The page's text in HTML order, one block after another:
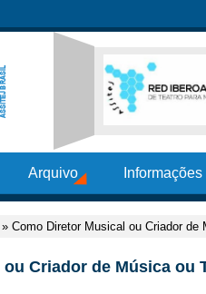
Arquivo
Como Diretor Musical ou Criador de
Criador de Música ou